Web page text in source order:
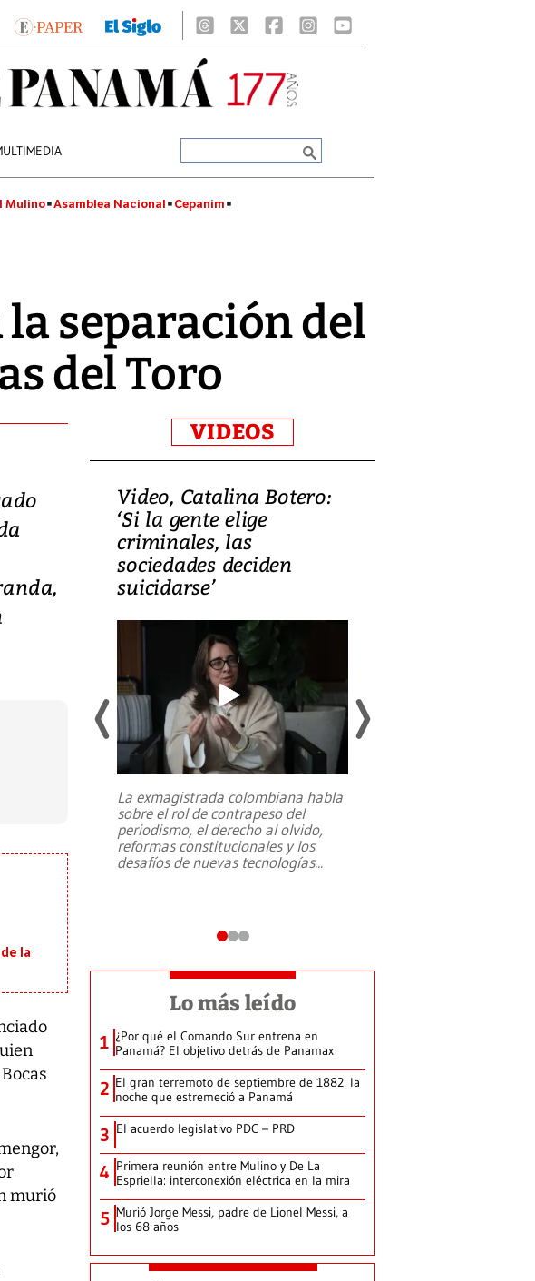
Mulino Asamblea Nacional Cepanim
separación del
del Toro
la
murió
VIDEOS
de
una
Video, Catalina Botero:
‘Si la gente elige
criminales, las
sociedades deciden
suicidarse’
La exmagistrada colombiana habla
sobre el rol de contrapeso del
periodismo, el derecho al olvido,
reformas constitucionales y los
desafíos de nuevas tecnologías...
Lo más leído
1 ¿Por qué el Comando Sur entrena en
Panamá? El objetivo detrás de Panamax
2 El gran terremoto de septiembre de 1882: la
noche que estremeció a Panamá
3 El acuerdo legislativo PDC – PRD
4 Primera reunión entre Mulino y De La
Espriella: interconexión eléctrica en la mira
5 Murió Jorge Messi, padre de Lionel Messi, a
los 68 años